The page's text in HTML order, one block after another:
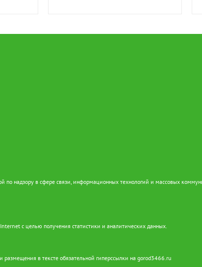
надзору в сфере связи, информационных технологий и массовых
с целью получения статистики и аналитических данных.
размещения в тексте обязательной гиперссылки на gorod3466.ru